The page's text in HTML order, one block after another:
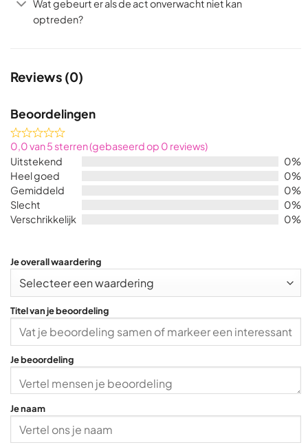
Wat gebeurt er als de act onverwacht niet kan
optreden?
Reviews (0)
Beoordelingen
Rated
0,0
of
5
0,0 van 5 sterren (gebaseerd op 0 reviews)
Uitstekend
0%
Heel goed
0%
Gemiddeld
0%
Slecht
0%
Verschrikkelijk
0%
Je overall waardering
Titel van je beoordeling
Je beoordeling
Je naam